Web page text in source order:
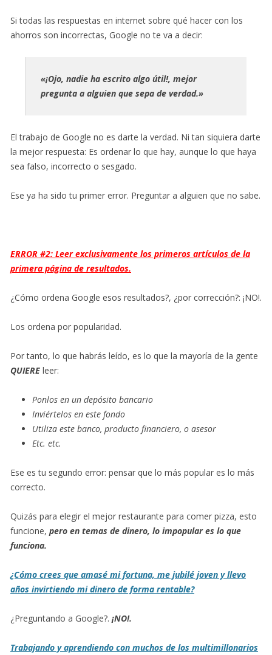
Si todas las respuestas en internet sobre qué hacer con los
ahorros son incorrectas, Google no te va a decir:
«¡Ojo, nadie ha escrito algo útil!, mejor
pregunta a alguien que sepa de verdad.»
El trabajo de Google no es darte la verdad. Ni tan siquiera darte
la mejor respuesta: Es ordenar lo que hay, aunque lo que haya
sea falso, incorrecto o sesgado.
Ese ya ha sido tu primer error. Preguntar a alguien que no sabe.
ERROR #2: Leer exclusivamente los primeros artículos de la
primera página de resultados.
¿Cómo ordena Google esos resultados?, ¿por corrección?: ¡NO!.
Los ordena por popularidad.
Por tanto, lo que habrás leído, es lo que la mayoría de la gente
QUIERE leer:
Ponlos en un depósito bancario
Inviértelos en este fondo
Utiliza este banco, producto financiero, o asesor
Etc. etc.
Ese es tu segundo error: pensar que lo más popular es lo más
correcto.
Quizás para elegir el mejor restaurante para comer pizza, esto
funcione, pero en temas de dinero, lo impopular es lo que
funciona.
¿Cómo crees que amasé mi fortuna, me jubilé joven y llevo
años invirtiendo mi dinero de forma rentable?
¿Preguntando a Google?. ¡NO!.
Trabajando y aprendiendo con muchos de los multimillonarios